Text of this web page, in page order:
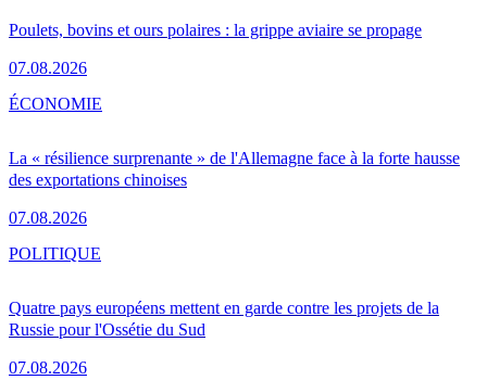
Poulets, bovins et ours polaires : la grippe aviaire se propage
07.08.2026
La « résilience surprenante » de l'Allemagne face à la forte hausse
des exportations chinoises
07.08.2026
ÉCONOMIE
Quatre pays européens mettent en garde contre les projets de la
Russie pour l'Ossétie du Sud
07.08.2026
POLITIQUE